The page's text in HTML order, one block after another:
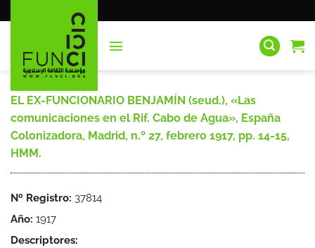
al
EL EX-FUNCIONARIO BENJAMÍN (seud.), «Las
comunicaciones en el Rif. Cabo de Agua», España
Colonizadora, Madrid, n.º 27, febrero 1917, pp. 14-15,
HMM.
Nº Registro: 37814
Año: 1917
Descriptores: